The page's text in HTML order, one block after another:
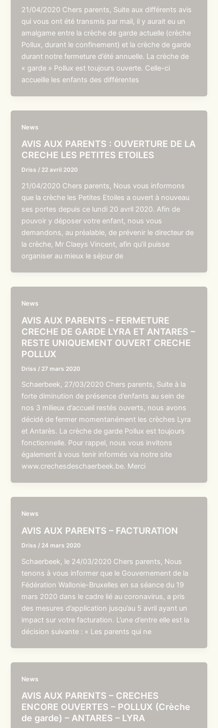
21/04/2020 Chers parents, Suite aux différents avis
qui vous ont été transmis par mail, il y aurait eu un
amalgame entre la crèche de garde actuelle (crèche
Pollux, durant le confinement) et la crèche de garde
durant notre fermeture d’été annuelle. La crèche de
« garde » Pollux est toujours ouverte. Celle-ci
accueille les enfants des différentes
News
AVIS AUX PARENTS : OUVERTURE DE LA
CRECHE LES PETITES ETOILES
Driss / 22 avril 2020
21/04/2020 Chers parents, Nous vous informons
que la crèche les Petites Etoiles a ouvert à nouveau
ses portes depuis ce lundi 20 avril 2020. Afin de
pouvoir y déposer votre enfant, nous vous
demandons, au préalable, de prévenir le directeur de
la crèche, Mr Claeys Vincent, afin qu’il puisse
organiser au mieux le séjour de
News
AVIS AUX PARENTS – FERMETURE
CRECHE DE GARDE LYRA ET ANTARES –
RESTE UNIQUEMENT OUVERT CRECHE
POLLUX
Driss / 27 mars 2020
Schaerbeek, 27/03/2020 Chers parents, Suite à la
forte diminution de présence d’enfants au sein de
nos 3 milieux d’accueil restés ouverts, nous avons
décidé de fermer momentanément les crèches Lyra
et Antarès. La crèche de garde Pollux est toujours
fonctionnelle. Pour rappel, nous vous invitons
également à vous tenir informés via notre site
www.crechesdeschaerbeek.be. Merci
News
AVIS AUX PARENTS – FACTURATION
Driss / 24 mars 2020
Schaerbeek, le 24/03/2020 Chers parents, Nous
tenons à vous informer que le Gouvernement de la
Fédération Wallonie-Bruxelles en sa séance du 19
mars 2020 dans le cadre lié au coronavirus, a pris
des mesures d’application jusqu’au 5 avril ayant un
impact sur votre facturation. L’une d’entre elle est la
décision suivante : « Les parents qui ne
News
AVIS AUX PARENTS – CRECHES
ENCORE OUVERTES – POLLUX (Crèche
de garde) – ANTARES – LYRA